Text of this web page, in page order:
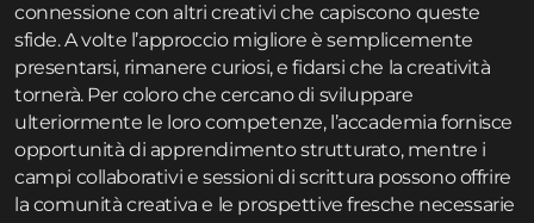
connessione con altri creativi che capiscono queste
sfide. A volte l’approccio migliore è semplicemente
presentarsi, rimanere curiosi, e fidarsi che la creatività
tornerà. Per coloro che cercano di sviluppare
ulteriormente le loro competenze, l’accademia fornisce
opportunità di apprendimento strutturato, mentre i
campi collaborativi e sessioni di scrittura possono offrire
la comunità creativa e le prospettive fresche necessarie